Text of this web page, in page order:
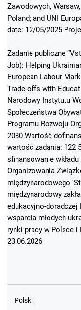
Zawodowych,
Poland; and UNI
date: 12/05/2025
Zadanie publiczne
Job): Helping
European Labour
Trade-offs with
Narodowy Instytutu
Społeczeństwa
Programu Rozwoju
2030 Wartość
wartość zadania: 122
sfinansowanie
Organizowania
międzynarodowego
międzynarodowy
edukacyjno-doradczej
wsparcia młodych
rynki pracy w Polsce i
23.06.2026
Polski